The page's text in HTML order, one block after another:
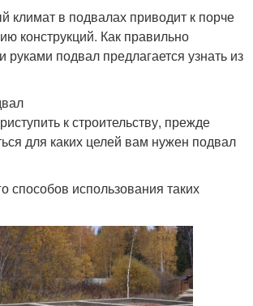
климат в подвалах приводит к порче
конструкций. Как правильно
руками подвал предлагается узнать из
к строительству, прежде
для каких целей вам нужен подвал
способов использования таких